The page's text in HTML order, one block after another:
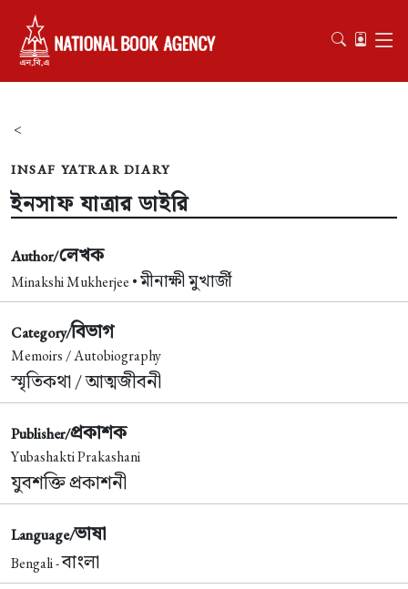
<
INSAF YATRAR DIARY
ইনসাফ যাত্রার ডাইরি
Author/লেখক
Minakshi Mukherjee •মীনাক্ষী মুখার্জী
Category/বিভাগ
Memoirs / Autobiography
স্মৃতিকথা / আত্মজীবনী
Publisher/প্রকাশক
Yubashakti Prakashani
যুবশক্তি প্রকাশনী
Language/ভাষা
Bengali -বাংলা